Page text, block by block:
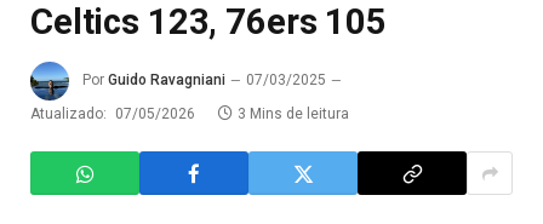
Celtics 123, 76ers 105
Por Guido Ravagniani
07/03/2025
Atualizado:
07/05/2026 3 Mins de leitura